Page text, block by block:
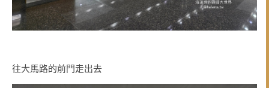
往大馬路的前門走出去